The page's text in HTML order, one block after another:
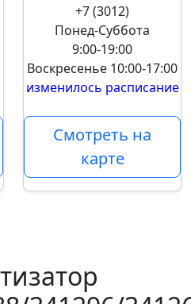
+7 (3012)
Понед-Суббота
9:00-19:00
Воскресенье 10:00-17:00
изменилось расписание
Смотреть на
карте